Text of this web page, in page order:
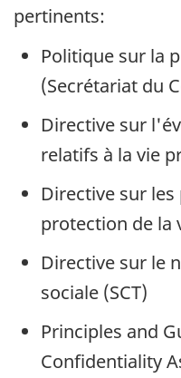
pertinents:
Politique sur la
(Secrétariat du
Directive sur
relatifs à la vie
Directive sur
protection de la
Directive sur le
sociale (SCT)
Principles and
Confidentiality